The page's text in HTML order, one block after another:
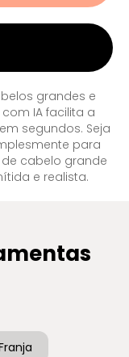
grandes e
IA facilita a
segundos. Seja
para
cabelo grande
e realista.